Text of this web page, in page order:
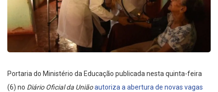
Portaria do Ministério da Educação publicada nesta quinta-feira
(6) no Diário Oficial da Uniãoautoriza a abertura de novas vagas